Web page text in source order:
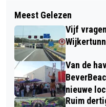
Meest Gelezen
Vijf
Van de
nieuwe
Ruim